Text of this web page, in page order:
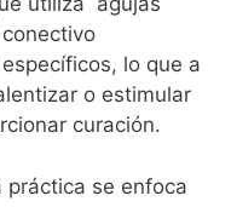
lo que a
o estimular
curación.
práctica se enfoca